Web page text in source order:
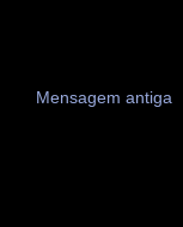
Mensagem antiga